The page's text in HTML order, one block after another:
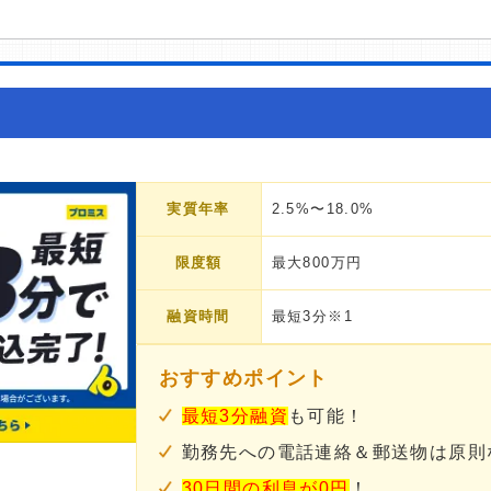
実質年率 2.5%〜18.0%
限度額 最大800万円
融資時間 最短3分※1
おすすめポイント
最短3分融資 も可能！
勤務先への電話連絡＆郵送物は原則